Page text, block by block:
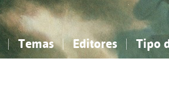
Temas Editores Tipo